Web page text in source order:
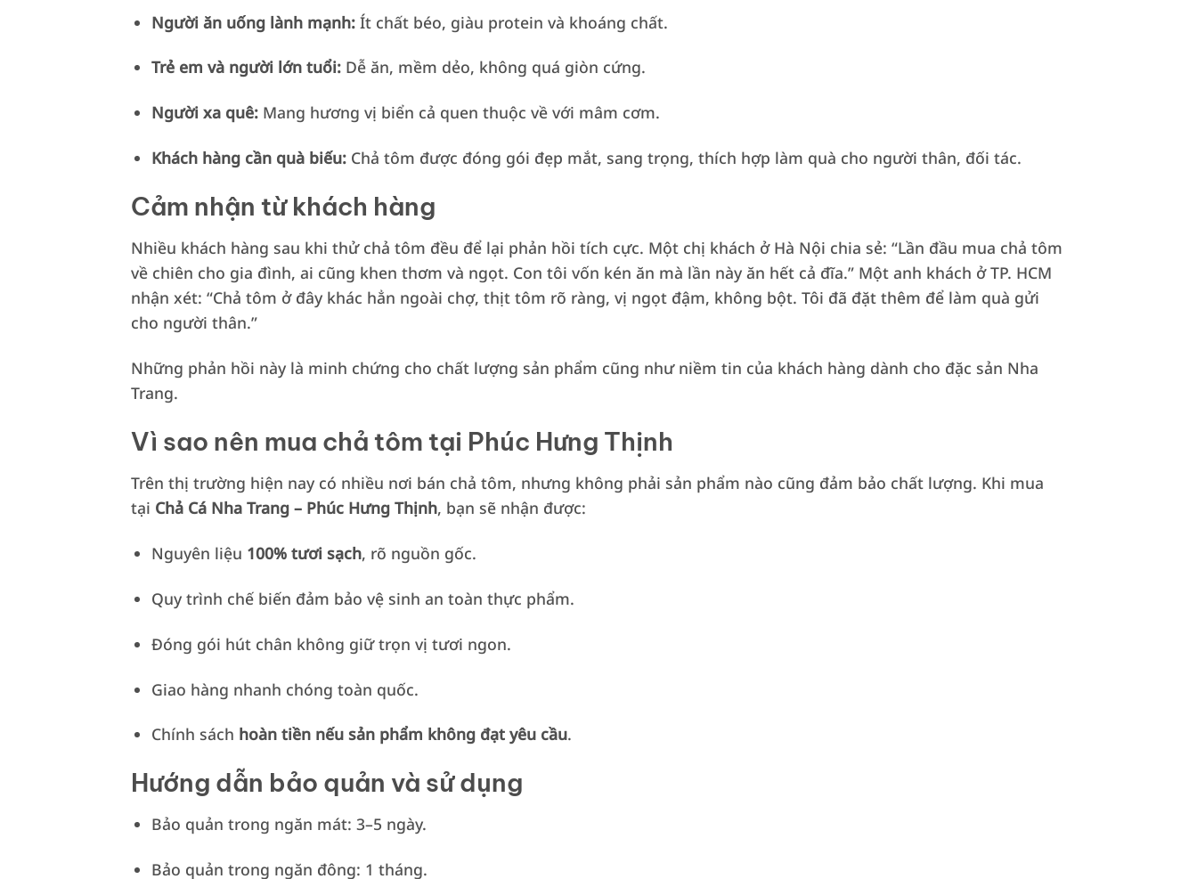
Người ăn uống lành mạnh:Ít chất béo, giàu protein và khoáng chất.
Trẻ em và người lớn tuổi:Dễ ăn, mềm dẻo, không quá giòn cứng.
Người xa quê:Mang hương vị biển cả quen thuộc về với mâm cơm.
Khách hàng cần quà biếu:Chả tôm được đóng gói đẹp mắt, sang trọng, thích hợp làm quà cho người thân, đối tác.
Cảm nhận từ khách hàng
Nhiều khách hàng sau khi thử chả tôm đều để lại phản hồi tích cực. Một chị khách ở Hà Nội chia sẻ: “Lần đầu mua chả tôm
về chiên cho gia đình, ai cũng khen thơm và ngọt. Con tôi vốn kén ăn mà lần này ăn hết cả đĩa.” Một anh khách ở TP. HCM
nhận xét: “Chả tôm ở đây khác hẳn ngoài chợ, thịt tôm rõ ràng, vị ngọt đậm, không bột. Tôi đã đặt thêm để làm quà gửi
cho người thân.”
Những phản hồi này là minh chứng cho chất lượng sản phẩm cũng như niềm tin của khách hàng dành cho đặc sản Nha
Trang.
Vì sao nên mua chả tôm tại Phúc Hưng Thịnh
Trên thị trường hiện nay có nhiều nơi bán chả tôm, nhưng không phải sản phẩm nào cũng đảm bảo chất lượng. Khi mua
tại Chả Cá Nha Trang – Phúc Hưng Thịnh, bạn sẽ nhận được:
Nguyên liệu 100% tươi sạch, rõ nguồn gốc.
Quy trình chế biến đảm bảo vệ sinh an toàn thực phẩm.
Đóng gói hút chân không giữ trọn vị tươi ngon.
Giao hàng nhanh chóng toàn quốc.
Chính sách hoàn tiền nếu sản phẩm không đạt yêu cầu.
Hướng dẫn bảo quản và sử dụng
Bảo quản trong ngăn mát: 3–5 ngày.
Bảo quản trong ngăn đông: 1 tháng.